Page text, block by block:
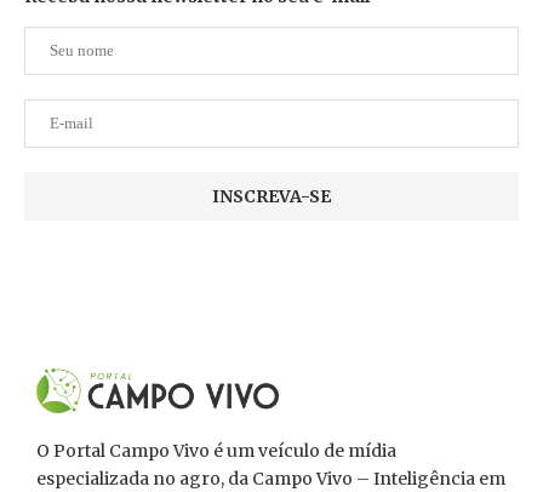
O Portal Campo Vivo é um veículo de mídia
especializada no agro, da Campo Vivo – Inteligência em